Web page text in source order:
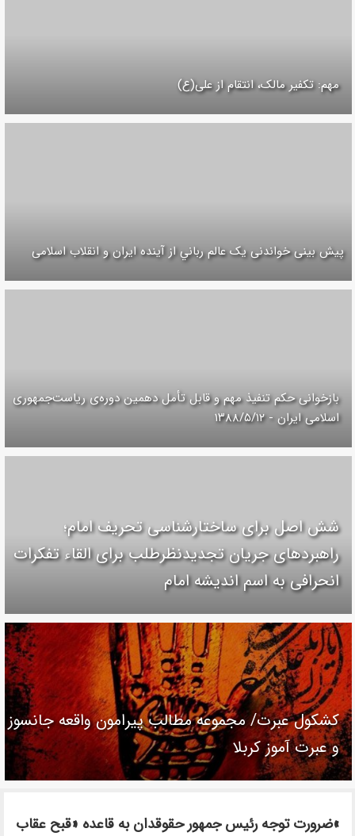
مهم: تکفیر مالک، انتقام از علی(ع)
پیش بینی خواندنی یک عالم رباني از آینده ایران و انقلاب اسلامی
بازخوانی حکم تنفیذ مهم و قابل تأمل دهمین دوره‌ی ریاست‌جمهوری
اسلامی ایران‌ - ۱۳۸۸/۵/۱۲
شش اصل برای ساختارشناسی تحريف امام؛
راهبردهای جریان تجدیدنظرطلب برای القاء تفکرات
انحرافی به اسم اندیشه امام
کشکول عبرت/ مجموعه مطالب پیرامون واقعه جانسوز
و عبرت آموز کربلا
»ضرورت توجه رئیس جمهور حقوقدان به قاعده «قبح عقاب